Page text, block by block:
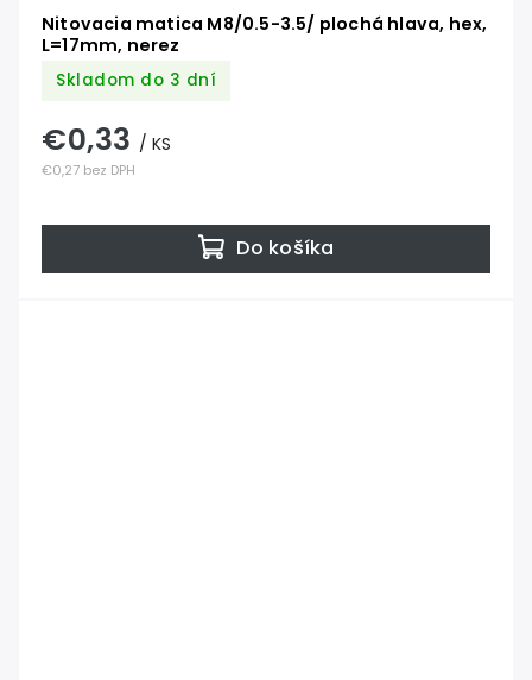
Nitovacia matica M8/0.5-3.5/ plochá hlava, hex,
L=17mm, nerez
Skladom do 3 dní
€0,27 bez DPH
€0,33 / KS
Do košíka